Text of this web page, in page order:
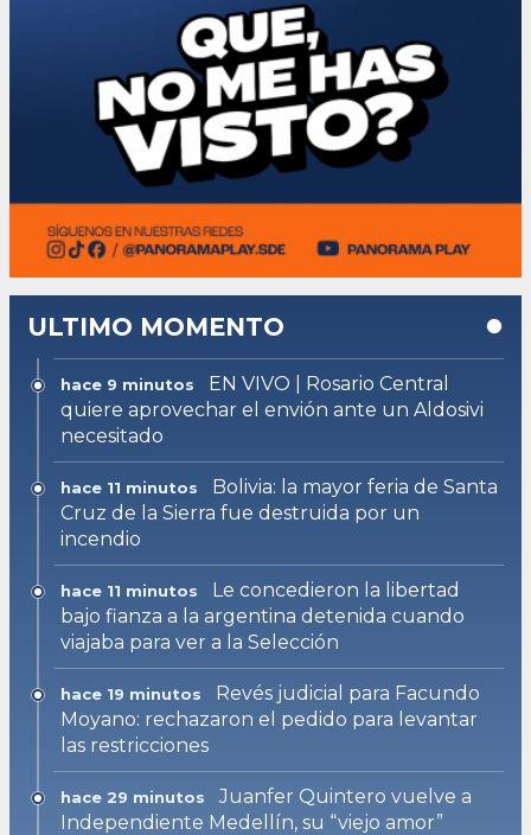
ULTIMO MOMENTO
hace 9 minutos
EN VIVO | Rosario Central
quiere aprovechar el envión ante un Aldosivi
necesitado
hace 11 minutos
Bolivia: la mayor feria de Santa
Cruz de la Sierra fue destruida por un
incendio
hace 11 minutos
Le concedieron la libertad
bajo fianza a la argentina detenida cuando
viajaba para ver a la Selección
hace 19 minutos
Revés judicial para Facundo
Moyano: rechazaron el pedido para levantar
las restricciones
hace 29 minutos
Juanfer Quintero vuelve a
Independiente Medellín, su “viejo amor”